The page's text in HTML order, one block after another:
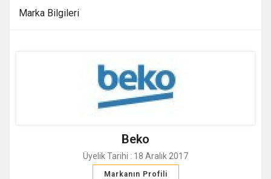
Marka Bilgileri
Beko
Üyelik Tarihi : 18 Aralık 2017
Markanın Profili